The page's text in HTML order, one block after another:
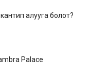
алууга болот?
Palace